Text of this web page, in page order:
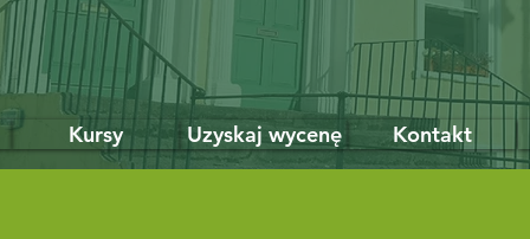
Kursy Uzyskaj wycenę Kontakt